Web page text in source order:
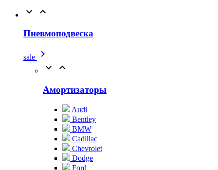
 
Пневмоподвеска
sale



Амортизаторы
Audi
Bentley
BMW
Cadillac
Chevrolet
Dodge
Ford